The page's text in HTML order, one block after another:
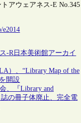
アウェアネス-E No.345
e2014
-R 日本美術館アーカイ
）、“Library Map of the
開設
、『Library and
誌の冊子体廃止、完全電